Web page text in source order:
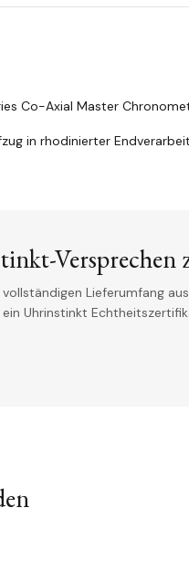
Co-Axial Master
in rhodinierter
Versprechen
Lieferumfang
ein Uhrinstinkt